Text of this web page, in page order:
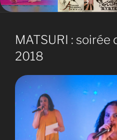
MATSURI : soirée
2018